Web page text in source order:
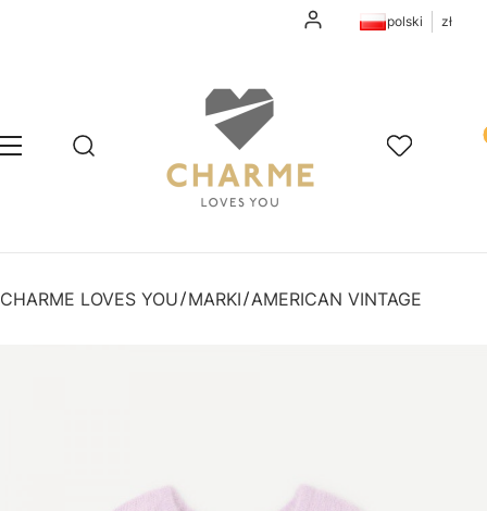
Zaloguj siępolski zł
Menu Otwórz wyszukiwarkę
Szukaj Ulubione
CHARME LOVES YOU MARKI AMERICAN VINTAGE